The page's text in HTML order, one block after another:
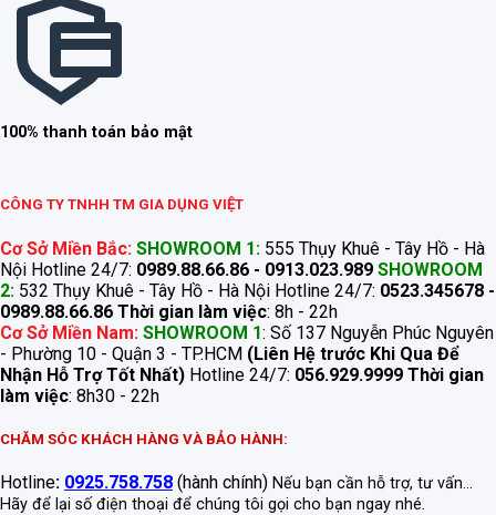
100% thanh toán bảo mật
CÔNG TY TNHH TM GIA DỤNG VIỆT
Cơ Sở Miền Bắc: SHOWROOM 1: 555 Thụy Khuê - Tây Hồ - Hà
Nội Hotline 24/7: 0989.88.66.86 - 0913.023.989 SHOWROOM
2: 532 Thụy Khuê - Tây Hồ - Hà Nội Hotline 24/7: 0523.345678 -
0989.88.66.86 Thời gian làm việc: 8h - 22h
Cơ Sở Miền Nam: SHOWROOM 1: Số 137 Nguyễn Phúc Nguyên
- Phường 10 - Quận 3 - TP.HCM (Liên Hệ trước Khi Qua Để
Nhận Hỗ Trợ Tốt Nhất) Hotline 24/7: 056.929.9999 Thời gian
làm việc: 8h30 - 22h
CHĂM SÓC KHÁCH HÀNG VÀ BẢO HÀNH:
Hotline: 0925.758.758 (hành chính) Nếu bạn cần hỗ trợ, tư vấn...
Hãy để lại số điện thoại để chúng tôi gọi cho bạn ngay nhé.